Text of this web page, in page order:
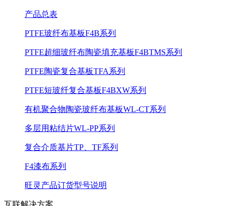
产品总表
PTFE玻纤布基板F4B系列
PTFE超细玻纤布陶瓷填充基板F4BTMS系列
PTFE陶瓷复合基板TFA系列
PTFE短玻纤复合基板F4BXW系列
有机聚合物陶瓷玻纤布基板WL-CT系列
多层用粘结片WL-PP系列
复合介质基片TP、TF系列
F4漆布系列
旺灵产品订货型号说明
互联解决方案